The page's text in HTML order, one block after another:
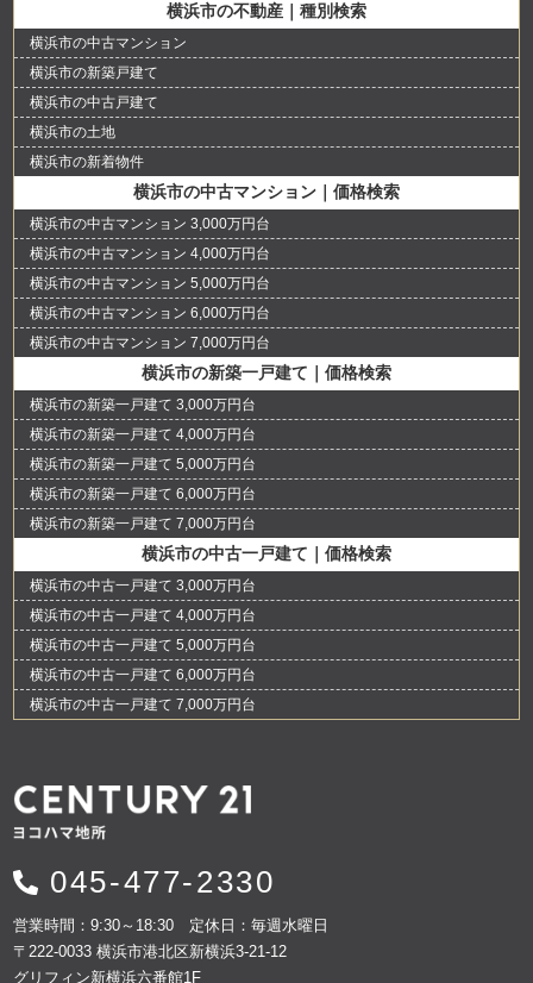
横浜市の不動産｜種別検索
横浜市の中古マンション
横浜市の新築戸建て
横浜市の中古戸建て
横浜市の土地
横浜市の新着物件
横浜市の中古マンション｜価格検索
横浜市の中古マンション 3,000万円台
横浜市の中古マンション 4,000万円台
横浜市の中古マンション 5,000万円台
横浜市の中古マンション 6,000万円台
横浜市の中古マンション 7,000万円台
横浜市の新築一戸建て｜価格検索
横浜市の新築一戸建て 3,000万円台
横浜市の新築一戸建て 4,000万円台
横浜市の新築一戸建て 5,000万円台
横浜市の新築一戸建て 6,000万円台
横浜市の新築一戸建て 7,000万円台
横浜市の中古一戸建て｜価格検索
横浜市の中古一戸建て 3,000万円台
横浜市の中古一戸建て 4,000万円台
横浜市の中古一戸建て 5,000万円台
横浜市の中古一戸建て 6,000万円台
横浜市の中古一戸建て 7,000万円台
045-477-2330
営業時間：9:30～18:30 定休日：毎週水曜日
〒222-0033 横浜市港北区新横浜3-21-12
グリフィン新横浜六番館1F